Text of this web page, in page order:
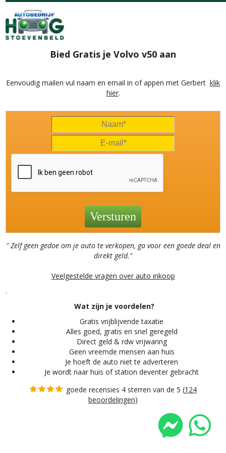
Bied Gratis je Volvo v50 aan
Eenvoudig mailen vul naam en email in of appen met Gerbert klik
hier.
" Zelf geen gedoe om je auto te verkopen, ga voor een goede deal en
direkt geld."
Veelgestelde vragen over auto inkoop
.
Wat zijn je voordelen?
Gratis vrijblijvende taxatie
Alles goed, gratis en snel geregeld
Direct geld & rdw vrijwaring
Geen vreemde mensen aan huis
Je hoeft de auto niet te adverteren
Je wordt naar huis of station deventer gebracht
goede recensies 4 sterren van de 5 (124
beoordelingen)